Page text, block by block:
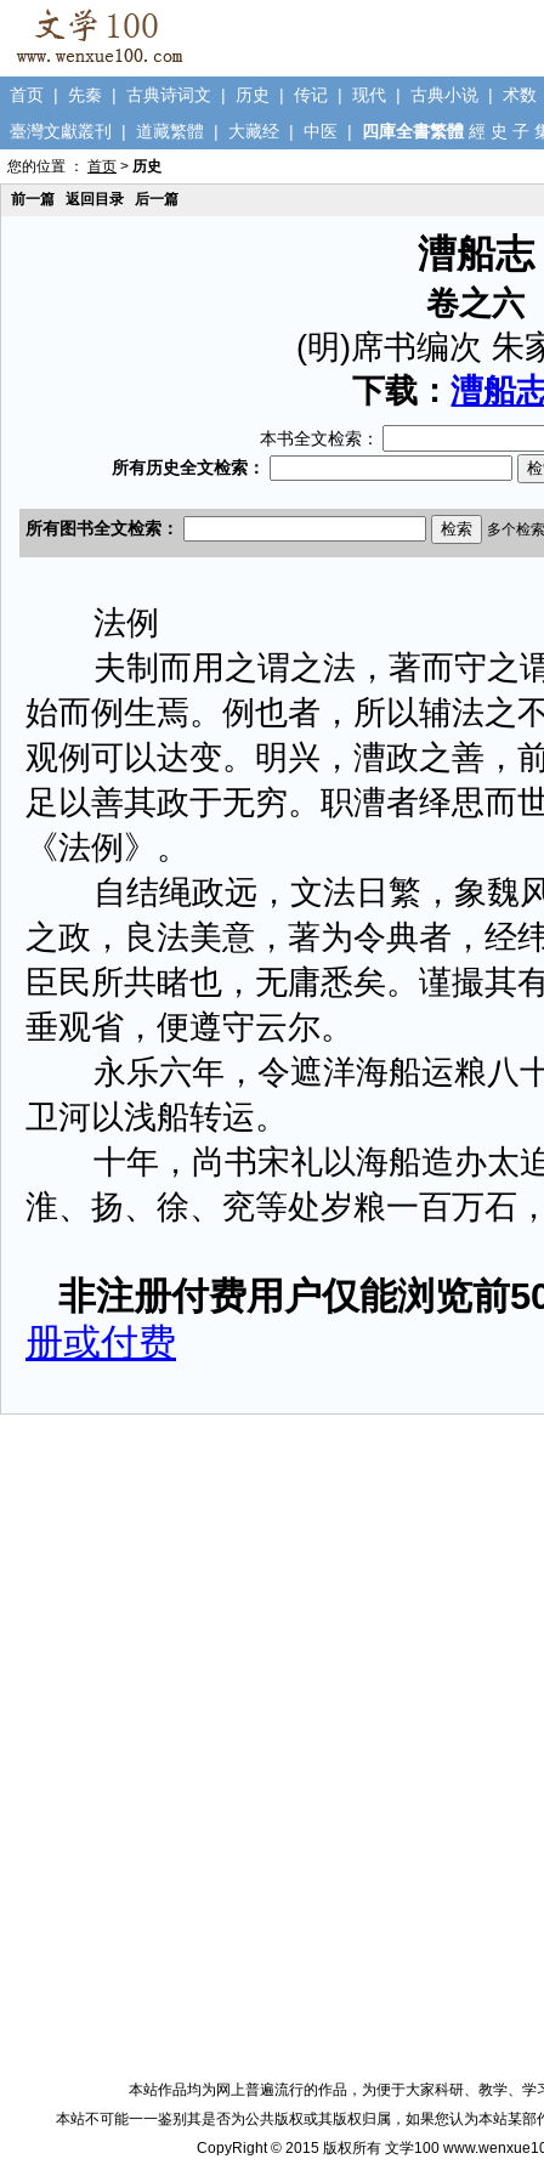
首页 | 先秦 | 古典诗词文 | 历史 | 传记 | 现代 | 古典小说 | 术数
臺灣文獻叢刊
| 道藏繁體 | 大藏经 | 中医 | 四庫全書繁體 經 史 子
您的位置 ： 首页 > 历史
前一篇
返回目录 后一篇
漕船志
卷之六
(明)席书编次 朱
下载：漕船
本书全文检索：
法例
夫制而用之谓之法，著而守之
始而例生焉。例也者，所以辅法之
观例可以达变。明兴，漕政之善，
足以善其政于无穷。职漕者绎思而
《法例》。
自结绳政远，文法日繁，象魏
之政，良法美意，著为令典者，经
臣民所共睹也，无庸悉矣。谨撮其
垂观省，便遵守云尔。
永乐六年，令遮洋海船运粮八
卫河以浅船转运。
十年，尚书宋礼以海船造办太
淮、扬、徐、兖等处岁粮一百万石
非注册付费用户仅能浏览前
册或付费
本站作品均为网上普遍流行的作品，为便于大家科研、教学、
本站不可能一一鉴别其是否为公共版权或其版权归属，如果您认为本站某
CopyRight © 2015 版权所有 文学100